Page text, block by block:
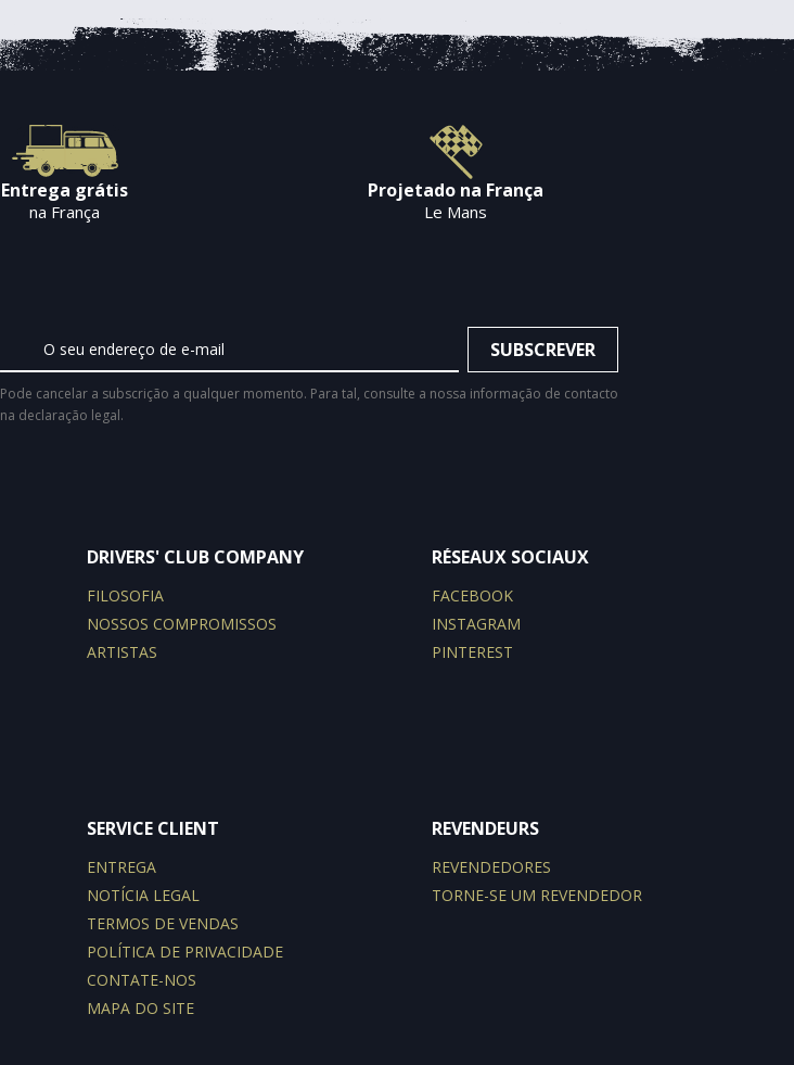
Entrega grátis
na França
Projetado na França
Le Mans
Pode cancelar a subscrição a qualquer momento. Para tal, consulte a nossa informação de contacto
na declaração legal.
DRIVERS' CLUB COMPANY
FILOSOFIA
NOSSOS COMPROMISSOS
ARTISTAS
RÉSEAUX SOCIAUX
FACEBOOK
INSTAGRAM
PINTEREST
SERVICE CLIENT
ENTREGA
NOTÍCIA LEGAL
TERMOS DE VENDAS
POLÍTICA DE PRIVACIDADE
CONTATE-NOS
MAPA DO SITE
REVENDEURS
REVENDEDORES
TORNE-SE UM REVENDEDOR